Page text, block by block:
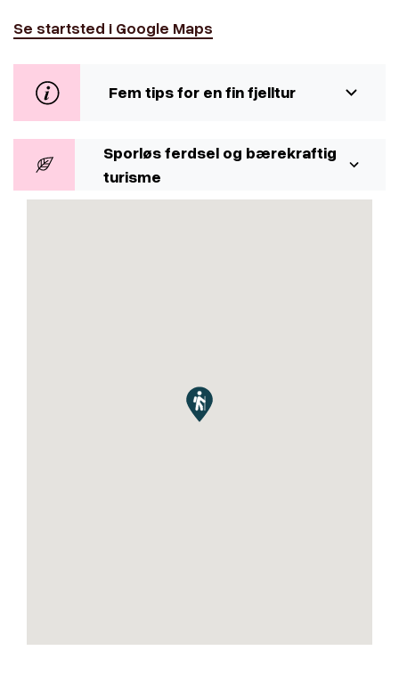
Se startsted i Google Maps
Fem tips for en fin fjelltur
Sporløs ferdsel og bærekraftig
turisme